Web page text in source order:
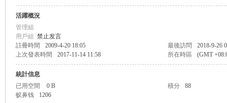
活躍概況
管理組
用戶組 禁止发言
註冊時間
2009-4-20 18:05 最後訪問
2018-9-26
上次發表時間
2017-11-14 11:58 所在時區 (GMT
統計信息
已用空間
0 B 積分
88
蚁鼻钱
1206